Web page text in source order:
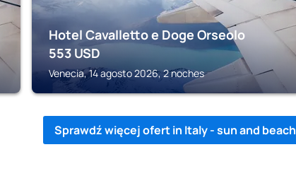
Hotel Cavalletto e Doge Orseolo
553 USD
Venecia, 14 agosto 2026, 2 noches
Sprawdź więcej ofert in Italy - sun and beach